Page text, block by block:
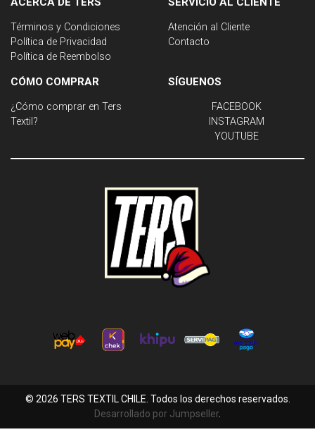
Términos y Condiciones
Política de Privacidad
Política de Reembolso
Atención al Cliente
Contacto
CÓMO COMPRAR
¿Cómo comprar en Ters
Textil?
SÍGUENOS
FACEBOOK
INSTAGRAM
YOUTUBE
© 2026 TERS TEXTIL CHILE. Todos los derechos reservados.
Desarrollado por Jumpseller.